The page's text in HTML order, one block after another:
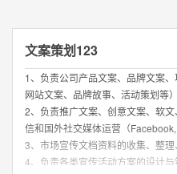
文案策划123
1、负责公司产品文案、品牌文案
网站文案、品牌故事、活动策划等）
2、负责推广文案、创意文案、软
信和国外社交媒体运营（Facebook,
3、市场宣传文档资料的收集、整理
4、负责各类宣传活动方案的设计与